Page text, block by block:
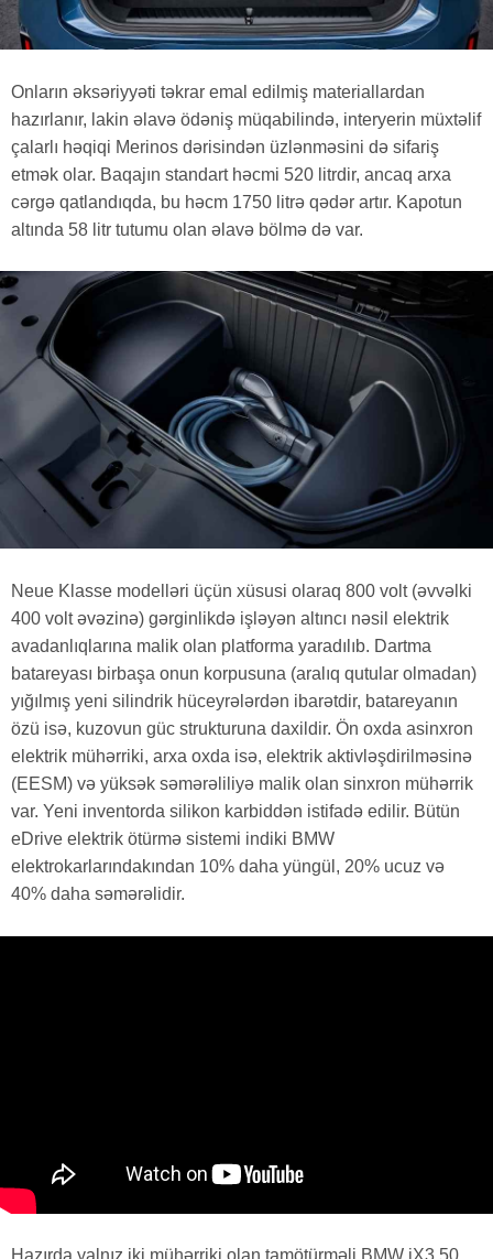
Onların əksəriyyəti təkrar emal edilmiş materiallardan
hazırlanır, lakin əlavə ödəniş müqabilində, interyerin müxtəlif
çalarlı həqiqi Merinos dərisindən üzlənməsini də sifariş
etmək olar. Baqajın standart həcmi 520 litrdir, ancaq arxa
cərgə qatlandıqda, bu həcm 1750 litrə qədər artır. Kapotun
altında 58 litr tutumu olan əlavə bölmə də var.
Neue Klasse modelləri üçün xüsusi olaraq 800 volt (əvvəlki
400 volt əvəzinə) gərginlikdə işləyən altıncı nəsil elektrik
avadanlıqlarına malik olan platforma yaradılıb. Dartma
batareyası birbaşa onun korpusuna (aralıq qutular olmadan)
yığılmış yeni silindrik hüceyrələrdən ibarətdir, batareyanın
özü isə, kuzovun güc strukturuna daxildir. Ön oxda asinxron
elektrik mühərriki, arxa oxda isə, elektrik aktivləşdirilməsinə
(EESM) və yüksək səmərəliliyə malik olan sinxron mühərrik
var. Yeni inventorda silikon karbiddən istifadə edilir. Bütün
eDrive elektrik ötürmə sistemi indiki BMW
elektrokarlarındakından 10% daha yüngül, 20% ucuz və
40% daha səmərəlidir.